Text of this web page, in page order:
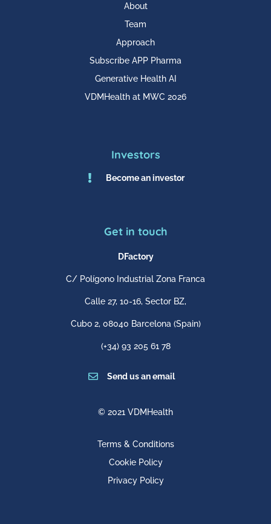
About
Team
Approach
Subscribe APP Pharma
Generative Health AI
VDMHealth at MWC 2026
Investors
 Become an investor
Get in touch
DFactory
C/ Polígono Industrial Zona Franca
Calle 27, 10-16, Sector BZ,
Cubo 2, 08040 Barcelona (Spain)
(+34) 93 205 61 78
 Send us an email
© 2021 VDMHealth
Terms & Conditions
Cookie Policy
Privacy Policy